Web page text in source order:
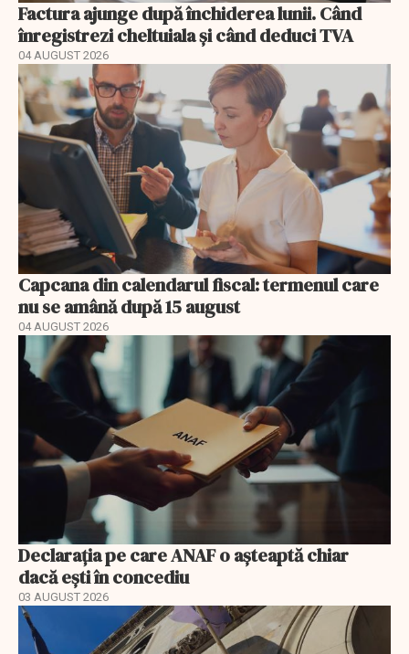
Factura ajunge după închiderea lunii. Când
înregistrezi cheltuiala și când deduci TVA
04 AUGUST 2026
Capcana din calendarul fiscal: termenul care
nu se amână după 15 august
04 AUGUST 2026
Declarația pe care ANAF o așteaptă chiar
dacă ești în concediu
03 AUGUST 2026